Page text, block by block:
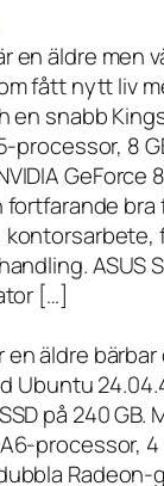
en äldre men
fått nytt liv
en snabb
processor, 8
GeForce
fortfarande bra
ASUS
[…]
en äldre
Ubuntu
på 240 GB.
processor, 4
Radeon-